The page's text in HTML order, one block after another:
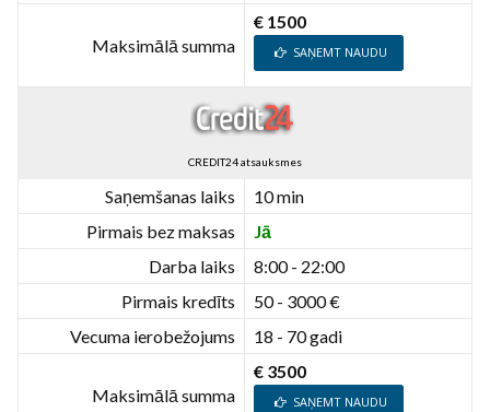
Maksimālā summa
€ 1500
SAŅEMT NAUDU
CREDIT24 atsauksmes
Saņemšanas laiks
10 min
Pirmais bez maksas
Jā
Darba laiks
8:00 - 22:00
Pirmais kredīts
50 - 3000 €
Vecuma ierobežojums
18 - 70 gadi
Maksimālā summa
€ 3500
SAŅEMT NAUDU